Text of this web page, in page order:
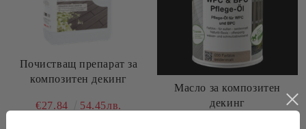
Почистващ препарат за
композитен декинг
€27.84 54.45лв.
Масло за композитен
декинг